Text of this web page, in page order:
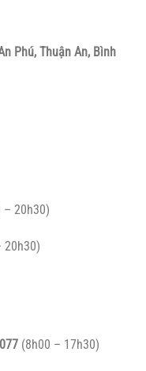
Phú, Thuận An, Bình
– 20h30)
20h30)
(8h00 – 17h30)